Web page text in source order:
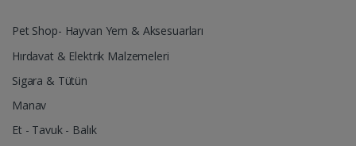
Pet Shop- Hayvan Yem & Aksesuarları
Hırdavat & Elektrik Malzemeleri
Sigara & Tütün
Manav
Et - Tavuk - Balık